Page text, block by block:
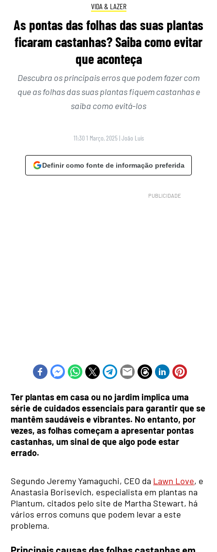
VIDA & LAZER
As pontas das folhas das suas plantas
ficaram castanhas? Saiba como evitar
que aconteça
Descubra os principais erros que podem fazer com
que as folhas das suas plantas fiquem castanhas e
saiba como evitá-los
11:30 1 Março, 2025 |João Luís
Definir como fonte de informação preferida
Ter plantas em casa ou no jardim implica uma
série de cuidados essenciais para garantir que se
mantêm saudáveis e vibrantes. No entanto, por
vezes, as folhas começam a apresentar pontas
castanhas, um sinal de que algo pode estar
errado.
Segundo Jeremy Yamaguchi, CEO da Lawn Love, e
Anastasia Borisevich, especialista em plantas na
Plantum, citados pelo site de Martha Stewart, há
vários erros comuns que podem levar a este
problema.